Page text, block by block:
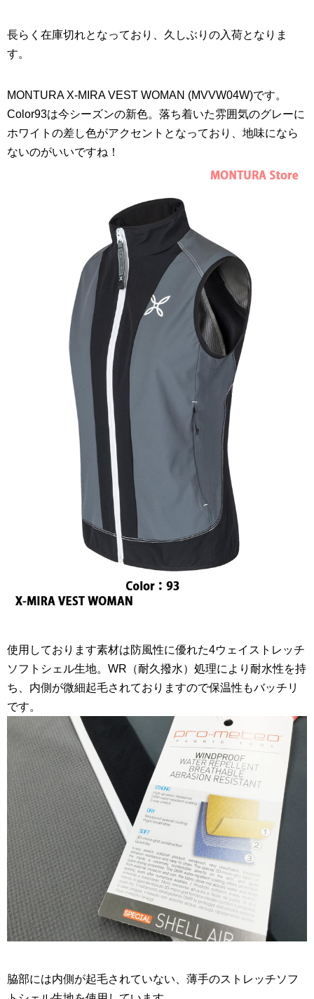
長らく在庫切れとなっており、久しぶりの入荷となりま
す。
MONTURA X-MIRA VEST WOMAN (MVVW04W)です。
Color93は今シーズンの新色。落ち着いた雰囲気のグレーに
ホワイトの差し色がアクセントとなっており、地味になら
ないのがいいですね！
使用しております素材は防風性に優れた4ウェイストレッチ
ソフトシェル生地。WR（耐久撥水）処理により耐水性を持
ち、内側が微細起毛されておりますので保温性もバッチリ
です。
脇部には内側が起毛されていない、薄手のストレッチソフ